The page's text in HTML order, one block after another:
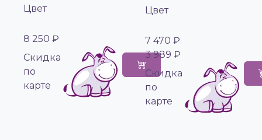
Цвет
8 250 ₽
Cкидка
по
карте
Цвет
7 470 ₽
3 989 ₽
Cкидка
по
карте